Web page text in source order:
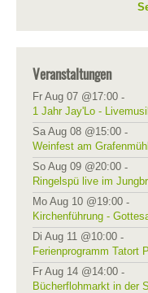
Veranstaltungen
Fr Aug 07 @17:00 -
1 Jahr Jay'Lo -
Sa Aug 08 @15:00 -
Weinfest am
So Aug 09 @20:00 -
Ringelspü live im
Mo Aug 10 @19:00 -
Kirchenführung -
Di Aug 11 @10:00 -
Ferienprogramm Tatort
Fr Aug 14 @14:00 -
Bücherflohmarkt in der